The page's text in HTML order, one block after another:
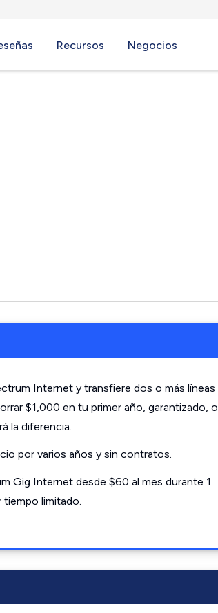
Recursos Negocios
Internet y transfiere dos o más líneas
$1,000 en tu primer año, garantizado, o
la diferencia.
por varios años y sin contratos.
Gig Internet desde $60 al mes durante 1
limitado.